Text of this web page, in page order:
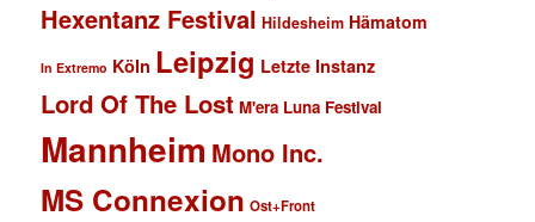
Hexentanz Festival Hildesheim Hämatom
In Extremo Köln Leipzig Letzte Instanz
Lord Of The Lost M'era Luna Festival
Mannheim Mono Inc.
MS Connexion Ost+Front